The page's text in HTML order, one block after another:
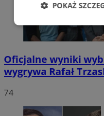
Oficjalne wyniki
wygrywa Rafał
74
POKAŻ
Niezbędne